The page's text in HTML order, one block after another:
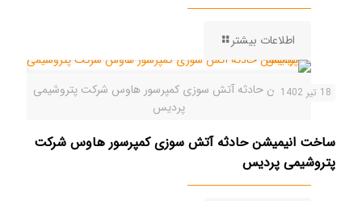
اطلاعات بیشتر
انیمیشن حادثه آتش سوزی کمپرسور هاوس شرکت پتروشیمی
پردیس
18 تیر 1402
ساخت انیمیشن حادثه آتش سوزی کمپرسور هاوس شرکت
پتروشیمی پردیس